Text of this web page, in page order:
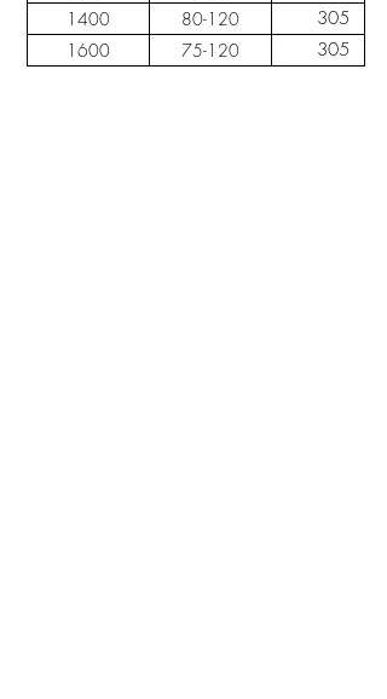
1400 80-120 305
1600 75-120 305